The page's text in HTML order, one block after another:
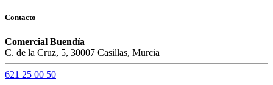
Contacto
Comercial Buendía
C. de la Cruz, 5, 30007 Casillas, Murcia
621 25 00 50